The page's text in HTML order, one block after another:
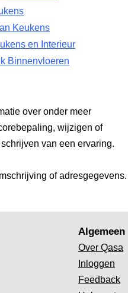
Keukens
en Interieur
Binnenvloeren
over onder meer
wijzigen of
van een ervaring.
of adresgegevens.
Algemeen
Over Qasa
Inloggen
Feedback